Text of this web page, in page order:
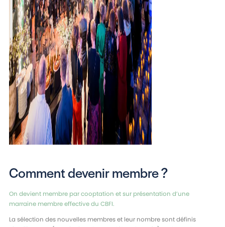
Comment devenir membre ?
On devient membre par cooptation et sur présentation d’une
marraine membre effective du CBFI.
La sélection des nouvelles membres et leur nombre sont définis